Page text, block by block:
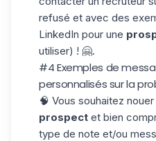
refusé et avec des
LinkedIn pour une
utiliser) ! 🤗.
#4 Exemples de
personnalisés sur la
🧠 Vous souhaitez
prospect et bien
type de note et/ou